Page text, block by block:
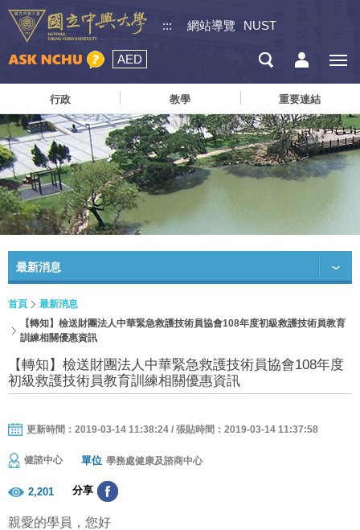
::: 網站導覽 NUST
AED
行政 教學 重要連結
最新消息
首頁
最新消息
【轉知】檢送財團法人中華緊急救護技術員協會108年度初級救護技術員教育
訓練相關優惠資訊
【轉知】檢送財團法人中華緊急救護技術員協會108年度
初級救護技術員教育訓練相關優惠資訊
更新時間：2019-03-14 11:38:24 / 張貼時間：2019-03-14 11:37:58
健諮中心 單位 學務處健康及諮商中心
2,201 分享
親愛的學員，您好